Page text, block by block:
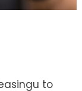
to